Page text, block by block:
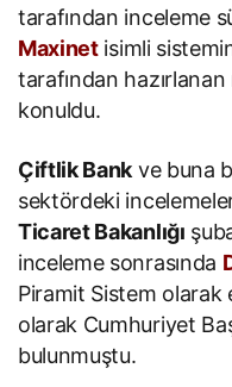
tarafından inceleme
Maxinet isimli
tarafından
konuldu.
Çiftlik Bank ve buna
sektördeki
Ticaret Bakanlığı
inceleme sonrasında
Piramit Sistem olarak
olarak Cumhuriyet
bulunmuştu.